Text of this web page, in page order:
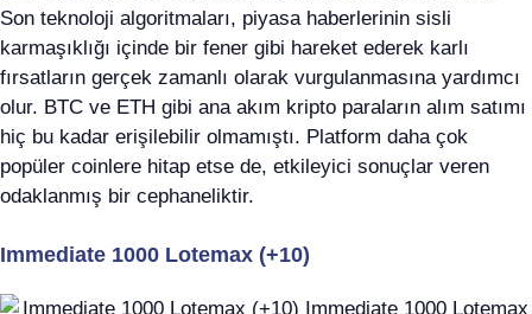
Son teknoloji algoritmaları, piyasa haberlerinin sisli
karmaşıklığı içinde bir fener gibi hareket ederek karlı
fırsatların gerçek zamanlı olarak vurgulanmasına yardımcı
olur. BTC ve ETH gibi ana akım kripto paraların alım satımı
hiç bu kadar erişilebilir olmamıştı. Platform daha çok
popüler coinlere hitap etse de, etkileyici sonuçlar veren
odaklanmış bir cephaneliktir.
Immediate 1000 Lotemax (+10)